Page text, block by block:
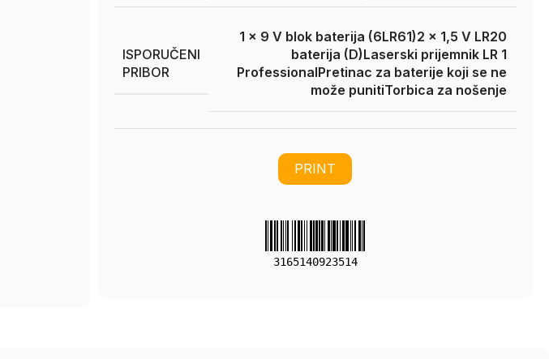
ISPORUČENI
PRIBOR
1 x 9 V blok baterija (6LR61)2 x 1,5 V LR20
baterija (D)Laserski prijemnik LR 1
ProfessionalPretinac za baterije koji se ne
može punitiTorbica za nošenje
PRINT
3165140923514